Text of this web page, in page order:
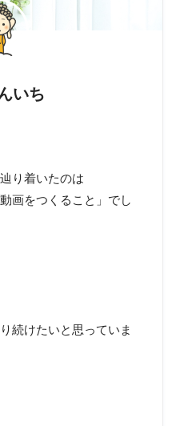
いち
り着いたのは
画をつくること」でし
続けたいと思っていま